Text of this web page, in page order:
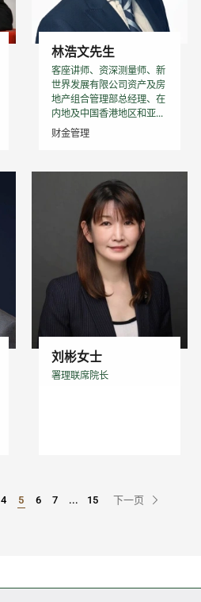
林浩文先生
客座讲师、资深测量师、新
世界发展有限公司资产及房
地产组合管理部总经理、在
内地及中国香港地区和亚...
财金管理
刘彬女士
署理联席院长
4 5 6 7 ... Go to Page
15 下一页